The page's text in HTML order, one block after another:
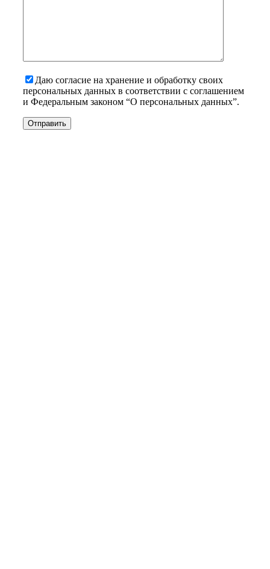
Даю согласие на хранение и обработку своих
персональных данных в соответствии с соглашением
и Федеральным законом “О персональных данных”.